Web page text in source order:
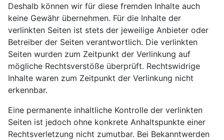
Deshalb können wir für diese fremden Inhalte auch
keine Gewähr übernehmen. Für die Inhalte der
verlinkten Seiten ist stets der jeweilige Anbieter oder
Betreiber der Seiten verantwortlich. Die verlinkten
Seiten wurden zum Zeitpunkt der Verlinkung auf
mögliche Rechtsverstöße überprüft. Rechtswidrige
Inhalte waren zum Zeitpunkt der Verlinkung nicht
erkennbar.
Eine permanente inhaltliche Kontrolle der verlinkten
Seiten ist jedoch ohne konkrete Anhaltspunkte einer
Rechtsverletzung nicht zumutbar. Bei Bekanntwerden